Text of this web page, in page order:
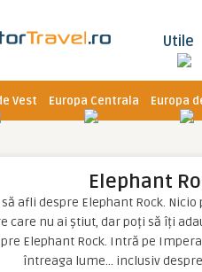
Utile
Vest Europa Centrala Europa
Elephant
afli despre Elephant Rock.
care nu ai știut, dar poți să îți
Elephant Rock. Intră pe
întreaga lume… inclusiv